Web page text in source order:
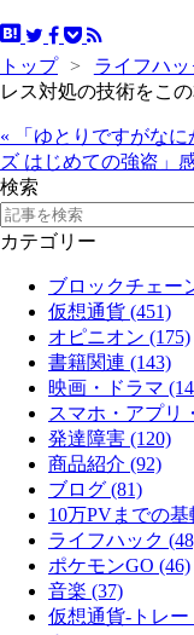
トップ > ライフハッ
レス対処の技術をこ
« 「ゆとりですがな
ズ はじめての強盗」
検索
カテゴリー
ブロックチェー
仮想通貨 (451)
オピニオン (175)
書籍関連 (143)
映画・ドラマ
スマホ・アプリ
発達障害 (120)
商品紹介 (92)
ブログ (81)
10万PVまでの基
ライフハック
ポケモンGO (46)
音楽 (37)
仮想通貨-トレー